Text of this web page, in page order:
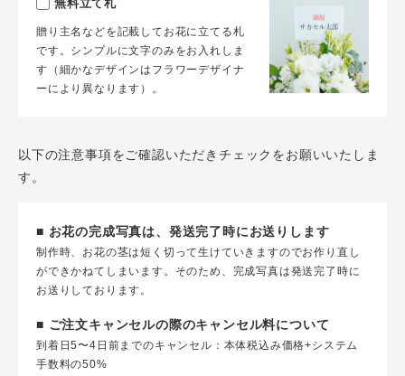
無料立て札
贈り主名などを記載してお花に立てる札
です。シンプルに文字のみをお入れしま
す（細かなデザインはフラワーデザイナ
ーにより異なります）。
以下の注意事項をご確認いただきチェックをお願いいたしま
す。
■ お花の完成写真は、発送完了時にお送りします
制作時、お花の茎は短く切って生けていきますのでお作り直し
ができかねてしまいます。そのため、完成写真は発送完了時に
お送りしております。
■ ご注文キャンセルの際のキャンセル料について
到着日5〜4日前までのキャンセル：本体税込み価格+システム
手数料の50%